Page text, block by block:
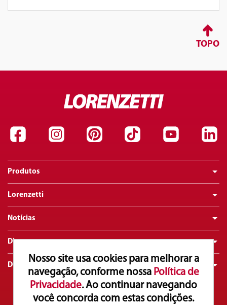
Nosso site usa cookies para melhorar a
navegação, conforme nossa Política de
Privacidade. Ao continuar navegando
você concorda com estas condições.
TOPO
Produtos
Lorenzetti
Notícias
Dicas
Downloads
Atendimento ao Consumidor